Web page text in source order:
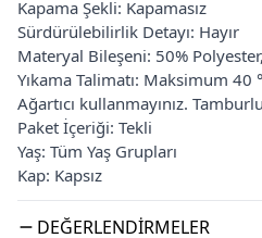
Kapama Şekli: Kapamasız
Sürdürülebilirlik Detayı: Hayır
Materyal Bileşeni: 50%
Yıkama Talimatı: Maksimum 40
Ağartıcı kullanmayınız.
Paket İçeriği: Tekli
Yaş: Tüm Yaş Grupları
Kap: Kapsız
DEĞERLENDIRMELER